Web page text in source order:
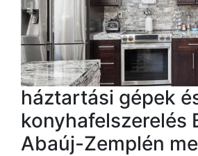
háztartási gépek
konyhafelszerelés
Abaúj-Zemplén